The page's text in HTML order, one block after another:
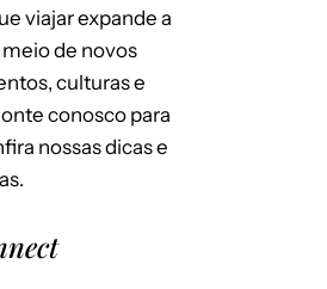
viajar expande a
de novos
culturas e
conosco para
nossas dicas e